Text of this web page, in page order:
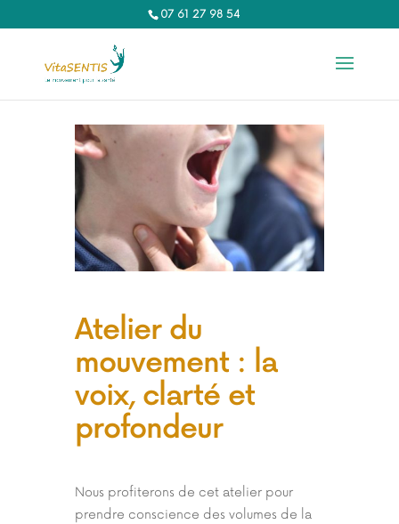
07 61 27 98 54‬
Atelier du
mouvement : la
voix, clarté et
profondeur
Nous profiterons de cet atelier pour
prendre conscience des volumes de la